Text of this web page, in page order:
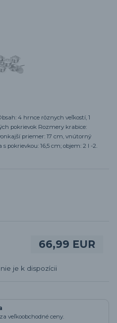
4 hrnce rôznych veľkostí, 1
pokrievok Rozmery krabice:
priemer: 17 cm, vnútorný
pokrievkou: 16,5 cm; objem: 2 l -2.
66,99 EUR
je k dispozícii
veľkoobchodné ceny.